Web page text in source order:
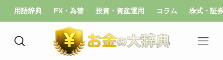
用語辞典 FX・為替 投資・資産運用 コラム 株式・証